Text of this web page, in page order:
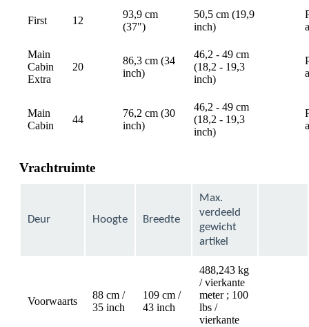
First 12
93,9 cm
(37")
50,5 cm (19,9
inch)
available
Main
Cabin
Extra
20
86,3 cm (34
inch)
46,2 - 49 cm
(18,2 - 19,3
inch)
available
Main
Cabin
44
76,2 cm (30
inch)
46,2 - 49 cm
(18,2 - 19,3
inch)
available
Vrachtruimte
Deur Hoogte Breedte
Max.
verdeeld
gewicht
artikel
Voorwaarts
88 cm /
35 inch
109 cm /
43 inch
488,243 kg
/ vierkante
meter ; 100
lbs /
vierkante